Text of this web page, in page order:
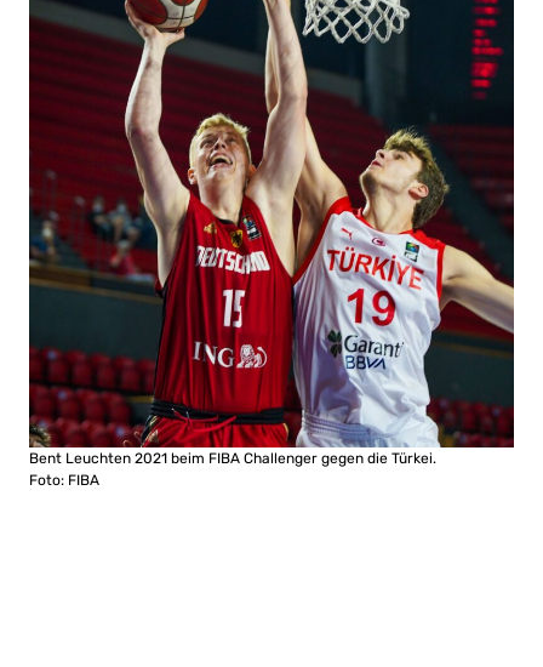
Bent Leuchten 2021 beim FIBA Challenger gegen die Türkei.
Foto: FIBA